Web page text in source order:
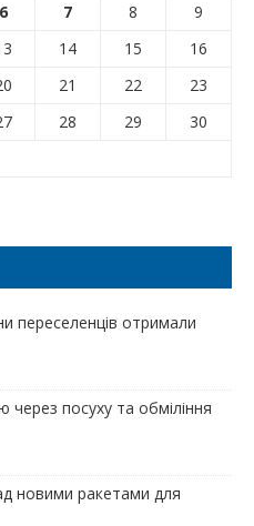
6 7 8
9
14 15
16
21 22
23
28 29
30
переселенців отримали
через посуху та обміління
новими ракетами для